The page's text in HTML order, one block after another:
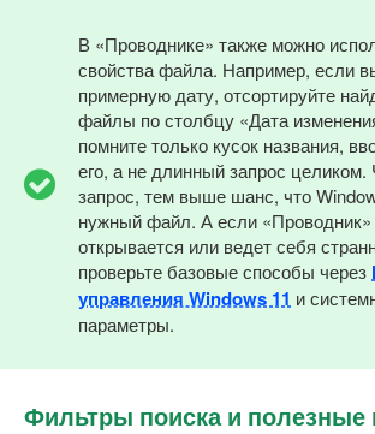
В «Проводнике» также можно
свойства файла. Например, если
примерную дату, отсортируйте
файлы по столбцу «Дата
помните только кусок названия,
его, а не длинный запрос
запрос, тем выше шанс, что
нужный файл. А если
открывается или ведет себя
проверьте базовые способы через
управления Windows 11 и
параметры.
Фильтры поиска и полезные